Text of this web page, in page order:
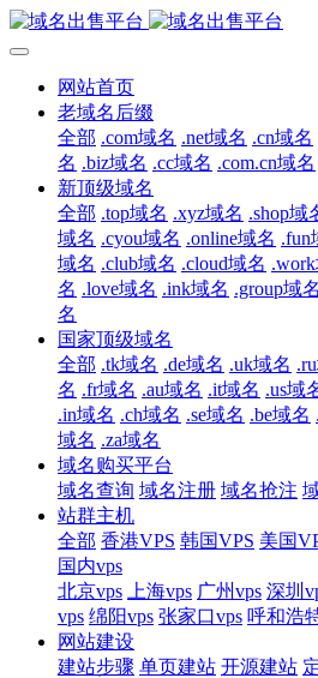
网站首页
老域名后缀
全部 .com域名 .net域名 .cn域名
名 .biz域名 .cc域名 .com.cn域名
新顶级域名
全部 .top域名 .xyz域名 .shop域
域名 .cyou域名 .online域名 .fun
域名 .club域名 .cloud域名
名 .love域名 .ink域名 .group域名
名
国家顶级域名
全部 .tk域名 .de域名 .uk域名
名 .fr域名 .au域名 .it域名 .us域
.in域名 .ch域名 .se域名 .be域名
域名 .za域名
域名购买平台
域名查询 域名注册 域名抢注
站群主机
全部 香港VPS 韩国VPS 美国
国内vps
北京vps
上海vps 广州vps 深圳
vps 绵阳vps 张家口vps 呼和浩
网站建设
建站步骤 单页建站 开源建站